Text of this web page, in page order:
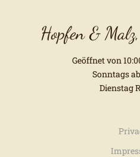
Hopfen &
Geöffnet von
Sonntags
Dienstag